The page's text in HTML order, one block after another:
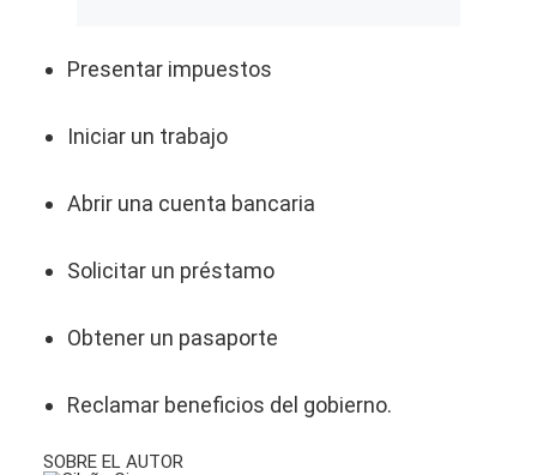
Presentar impuestos
Iniciar un trabajo
Abrir una cuenta bancaria
Solicitar un préstamo
Obtener un pasaporte
Reclamar beneficios del gobierno.
SOBRE EL AUTOR